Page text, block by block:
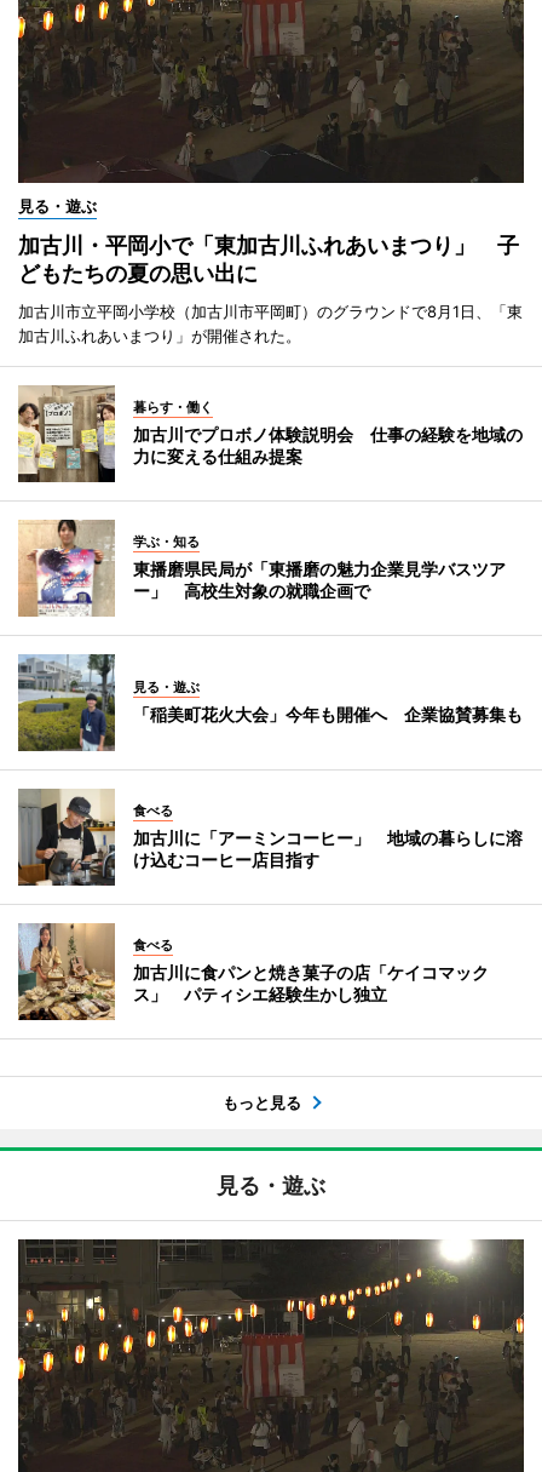
見る・遊ぶ
加古川・平岡小で「東加古川ふれあいまつり」 子
どもたちの夏の思い出に
加古川市立平岡小学校（加古川市平岡町）のグラウンドで8月1日、「東
加古川ふれあいまつり」が開催された。
暮らす・働く
加古川でプロボノ体験説明会 仕事の経験を地域の
力に変える仕組み提案
学ぶ・知る
東播磨県民局が「東播磨の魅力企業見学バスツア
ー」 高校生対象の就職企画で
見る・遊ぶ
「稲美町花火大会」今年も開催へ 企業協賛募集も
食べる
加古川に「アーミンコーヒー」 地域の暮らしに溶
け込むコーヒー店目指す
食べる
加古川に食パンと焼き菓子の店「ケイコマック
ス」 パティシエ経験生かし独立
もっと見る
見る・遊ぶ